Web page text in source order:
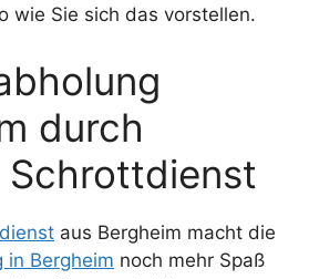
wie Sie sich das vorstellen.
durch
Schrottdienst
aus Bergheim macht die
in Bergheim noch mehr Spaß